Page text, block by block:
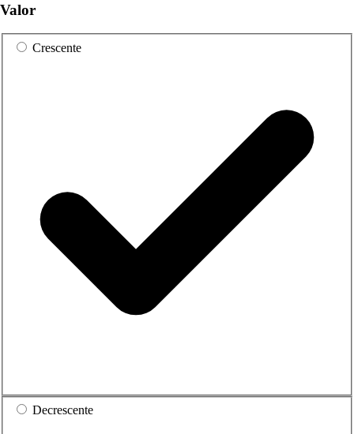
Valor
Crescente
Decrescente